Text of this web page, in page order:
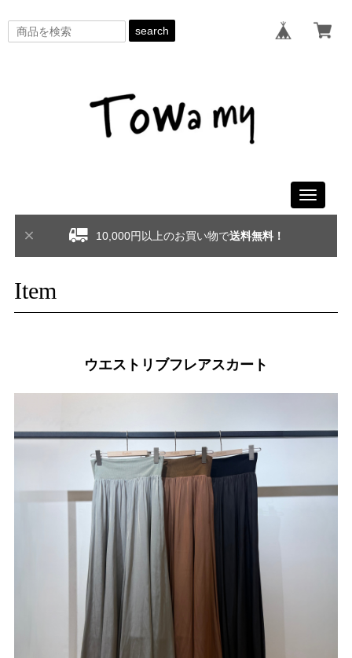
search
Toggle
10,000円以上のお買い物で送料無料！
Item
ウエストリブフレアスカート